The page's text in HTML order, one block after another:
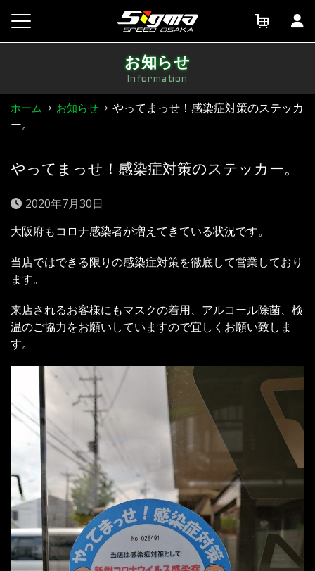
content
お知らせ
Information
ホーム お知らせ
やってまっせ！感染症対策のステッカ
ー。
やってまっせ！感染症対策のステッカー。
2020年7月30日
大阪府もコロナ感染者が増えてきている状況です。
当店ではできる限りの感染症対策を徹底して営業しており
ます。
来店されるお客様にもマスクの着用、アルコール除菌、検
温のご協力をお願いしていますので宜しくお願い致しま
す。